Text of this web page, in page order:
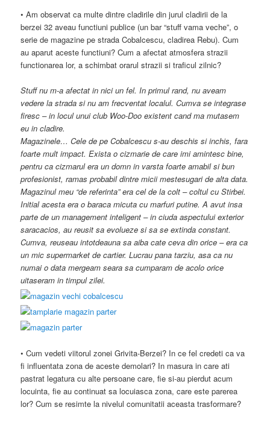
• Am observat ca multe dintre cladirile din jurul cladirii de la
berzei 32 aveau functiuni publice (un bar “stuff vama veche”, o
serie de magazine pe strada Cobalcescu, cladirea Rebu). Cum
au aparut aceste functiuni? Cum a afectat atmosfera strazii
functionarea lor, a schimbat orarul strazii si traficul zilnic?
Stuff nu m-a afectat in nici un fel. In primul rand, nu aveam
vedere la strada si nu am frecventat localul. Cumva se integrase
firesc – in locul unui club Woo-Doo existent cand ma mutasem
eu in cladire.
Magazinele… Cele de pe Cobalcescu s-au deschis si inchis, fara
foarte mult impact. Exista o cizmarie de care imi amintesc bine,
pentru ca cizmarul era un domn in varsta foarte amabil si bun
profesionist, ramas probabil dintre micii mestesugari de alta data.
Magazinul meu “de referinta” era cel de la colt – coltul cu Stirbei.
Initial acesta era o baraca micuta cu marfuri putine. A avut insa
parte de un management inteligent – in ciuda aspectului exterior
saracacios, au reusit sa evolueze si sa se extinda constant.
Cumva, reuseau intotdeauna sa aiba cate ceva din orice – era ca
un mic supermarket de cartier. Lucrau pana tarziu, asa ca nu
numai o data mergeam seara sa cumparam de acolo orice
uitaseram in timpul zilei.
• Cum vedeti viitorul zonei Grivita-Berzei? In ce fel credeti ca va
fi influentata zona de aceste demolari? In masura in care ati
pastrat legatura cu alte persoane care, fie si-au pierdut acum
locuinta, fie au continuat sa locuiasca zona, care este parerea
lor? Cum se resimte la nivelul comunitatii aceasta trasformare?